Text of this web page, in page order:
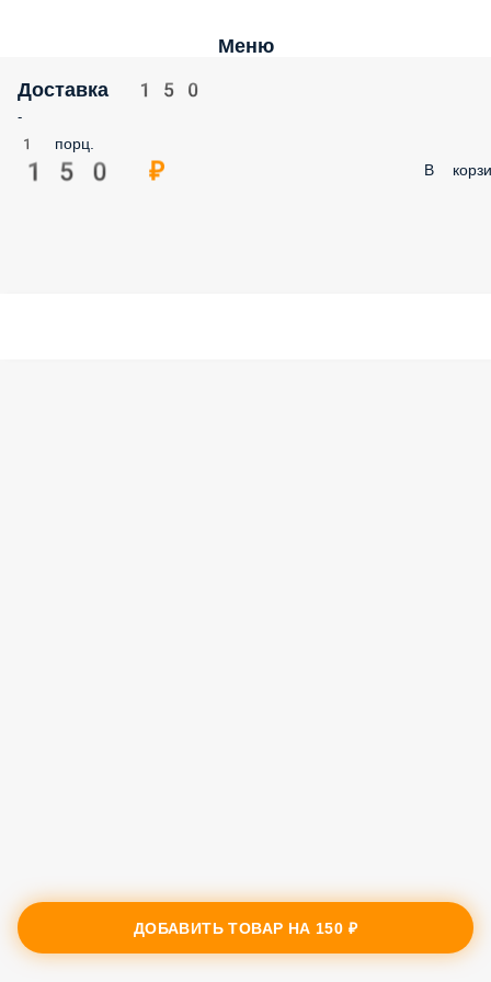
Меню
Доставка 150
-
1 порц.
150 ₽ В
ДОБАВИТЬ ТОВАР НА 150 ₽